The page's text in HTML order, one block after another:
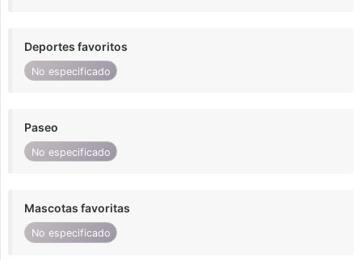
Deportes favoritos
No especificado
Paseo
No especificado
Mascotas favoritas
No especificado